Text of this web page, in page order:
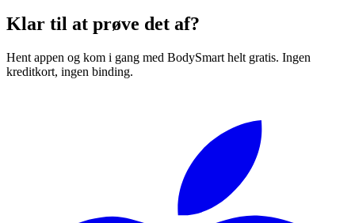
Klar til at prøve det af?
Hent appen og kom i gang med BodySmart helt gratis. Ingen
kreditkort, ingen binding.